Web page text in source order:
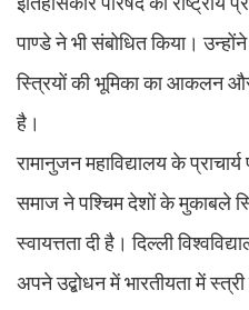
पाण्डे ने भी संबोधित किया।
स्त्रियों की भूमिका का आकलन
है।
रामानुजन महाविद्यालय के
समाज ने पश्चिम देशों के मुकाबले
स्वायत्तता दी है। दिल्ली
अपने उद्बोधन में भारतीयता में